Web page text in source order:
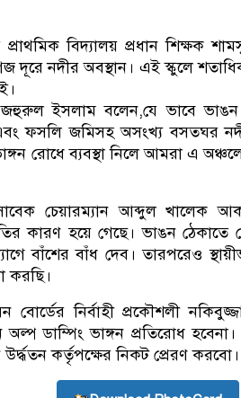
প্রাথমিক বিদ্যালয় প্রধান শিক্ষক
নদীর অবস্থান। এই স্কুলে
ইসলাম বলেন,যে ভাবে
এবং ফসলি জমিসহ অসংখ্য বসতঘর
রোধে ব্যবস্থা নিলে আমরা এ
চেয়ারম্যান আব্দুল খালেক
কারণ হয়ে গেছে। ভাঙন ঠেকাতে
বাঁশের বাঁধ দেব। তারপরেও
করছি।
বোর্ডের নির্বাহী প্রকৌশলী
ডাম্পিং ভাঙ্গন প্রতিরোধ
উর্দ্ধতন কর্তৃপক্ষের নিকট প্রেরণ করবো।